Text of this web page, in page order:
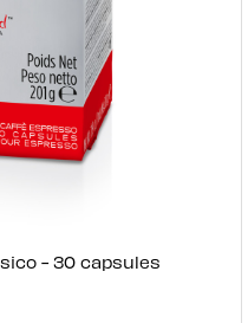
- 30 capsules